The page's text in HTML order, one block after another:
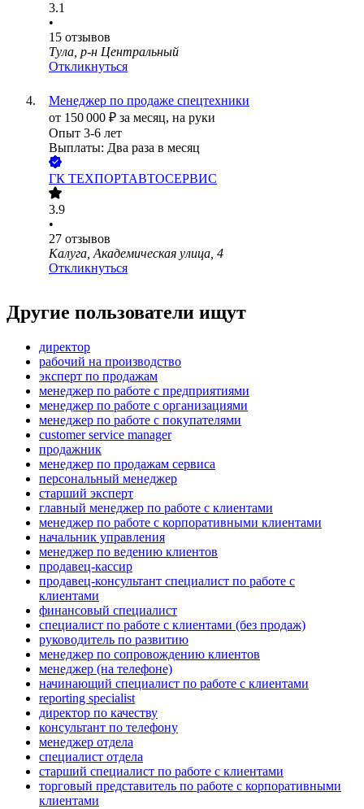
3.1
•
15 отзывов
Тула, р-н Центральный
Откликнуться
Менеджер по продаже спецтехники
от 150 000 ₽ за месяц, на руки
Опыт 3-6 лет
Выплаты: Два раза в месяц
ГК ТЕХПОРТАВТОСЕРВИС
3.9
•
27 отзывов
Калуга, Академическая улица, 4
Откликнуться
Другие пользователи ищут
директор
рабочий на производство
эксперт по продажам
менеджер по работе с предприятиями
менеджер по работе с организациями
менеджер по работе с покупателями
customer service manager
продажник
менеджер по продажам сервиса
персональный менеджер
старший эксперт
главный менеджер по работе с клиентами
менеджер по работе с корпоративными клиентами
начальник управления
менеджер по ведению клиентов
продавец-кассир
продавец-консультант специалист по работе с
клиентами
финансовый специалист
специалист по работе с клиентами (без продаж)
руководитель по развитию
менеджер по сопровождению клиентов
менеджер (на телефоне)
начинающий специалист по работе с клиентами
reporting specialist
директор по качеству
консультант по телефону
менеджер отдела
специалист отдела
старший специалист по работе с клиентами
торговый представитель по работе с корпоративными
клиентами